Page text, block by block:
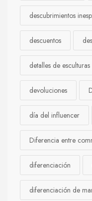
descubrimientos
descuentos
detalles de esculturas
devoluciones
día del influencer
Diferencia entre
diferenciación
diferenciación de